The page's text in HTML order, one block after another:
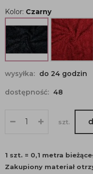
Kolor: Czarny
wysyłka: do 24 godzin
dostępność: 48
szt.
1 szt. = 0,1 metra
Zakupiony materiał